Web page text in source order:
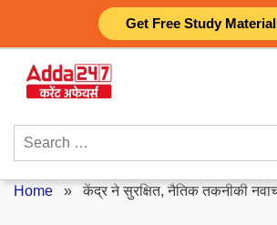
Get Free Study
content
Search
Home »केंद्र ने सुरक्षित, नैतिक तकनीकी